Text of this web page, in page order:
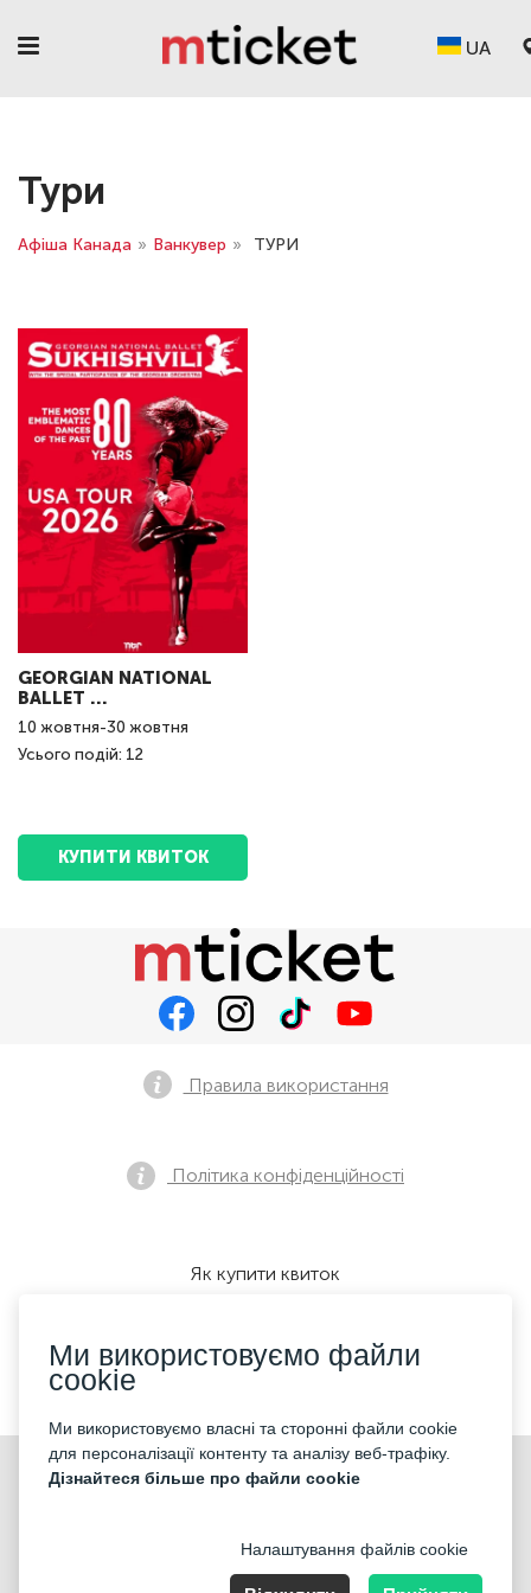
Ми використовуємо файли
cookie
Ми використовуємо власні та сторонні файли cookie
для персоналізації контенту та аналізу веб-трафіку.
Дізнайтеся більше про файли cookie
Налаштування файлів cookie
UA
Тури
Афіша Канада » Ванкувер » ТУРИ
GEORGIAN NATIONAL
BALLET ...
10 жовтня-30 жовтня
Усього подій: 12
КУПИТИ КВИТОК
©2026 «KONTRAMARKA LLC» Всі права захищені
Правила використання
Політика конфіденційності
Як купити квиток
Ми приймаємо: